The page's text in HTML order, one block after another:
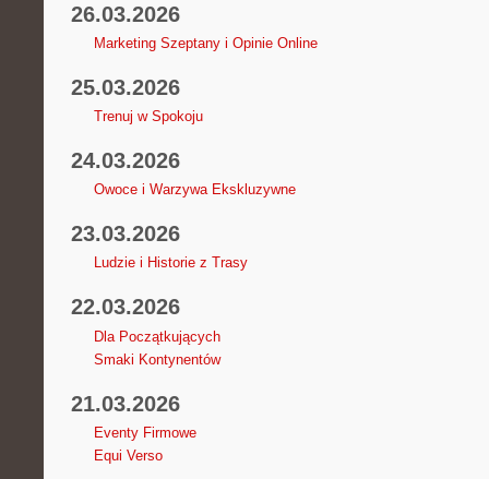
26.03.2026
Marketing Szeptany i Opinie Online
25.03.2026
Trenuj w Spokoju
24.03.2026
Owoce i Warzywa Ekskluzywne
23.03.2026
Ludzie i Historie z Trasy
22.03.2026
Dla Początkujących
Smaki Kontynentów
21.03.2026
Eventy Firmowe
Equi Verso